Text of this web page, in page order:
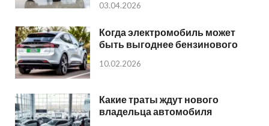
03.04.2026
Когда электромобиль может
быть выгоднее бензинового
10.02.2026
Какие траты ждут нового
владельца автомобиля